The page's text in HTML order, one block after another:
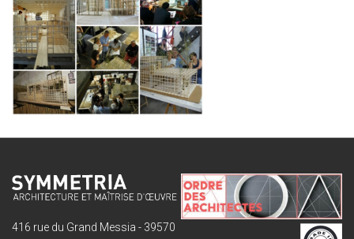
416 rue du Grand Messia - 39570